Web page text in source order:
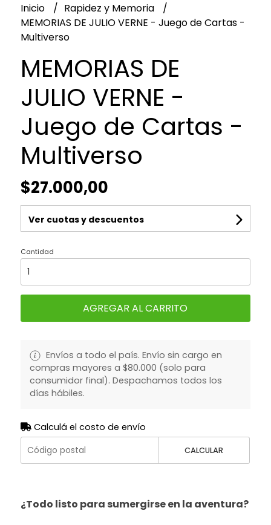
Inicio
Rapidez y Memoria
MEMORIAS DE JULIO VERNE - Juego de Cartas -
Multiverso
MEMORIAS DE
JULIO VERNE -
Juego de Cartas -
Multiverso
$27.000,00
Ver cuotas y descuentos
Cantidad
AGREGAR AL CARRITO
Envíos a todo el país. Envío sin cargo en
compras mayores a $80.000 (solo para
consumidor final). Despachamos todos los
días hábiles.
Calculá el costo de envío
CALCULAR
¿Todo listo para sumergirse en la aventura?